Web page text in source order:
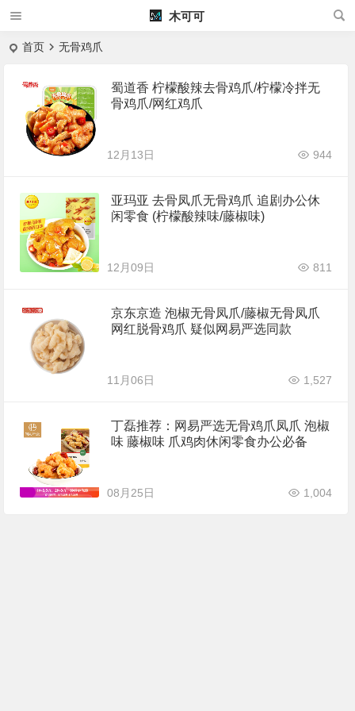
木可可
首页 无骨鸡爪
蜀道香 柠檬酸辣去骨鸡爪/柠檬冷拌无
骨鸡爪/网红鸡爪
12月13日 944
亚玛亚 去骨凤爪无骨鸡爪 追剧办公休
闲零食 (柠檬酸辣味/藤椒味)
12月09日 811
京东京造 泡椒无骨凤爪/藤椒无骨凤爪
网红脱骨鸡爪 疑似网易严选同款
11月06日 1,527
丁磊推荐：网易严选无骨鸡爪凤爪 泡椒
味 藤椒味 爪鸡肉休闲零食办公必备
08月25日 1,004